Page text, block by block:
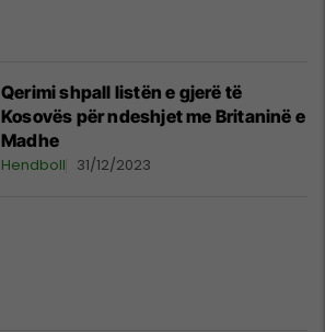
Qerimi shpall listën e gjerë të
Kosovës për ndeshjet me Britaninë e
Madhe
Hendboll 31/12/2023